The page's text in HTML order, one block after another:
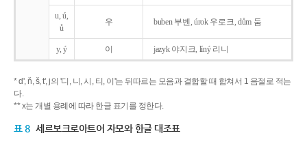
u, ú,
ů
우 buben 부벤, úrok 우로크, dům 둠
y, ý 이 jazyk야지크, líný 리니
* d', ň, š, t', j의 '디, 니, 시, 티, 이'는 뒤따르는 모음과 결합할 때 합쳐서 1 음절로 적는
다.
** x는 개별 용례에 따라 한글 표기를 정한다.
표 8 세르보크로아트어 자모와 한글 대조표